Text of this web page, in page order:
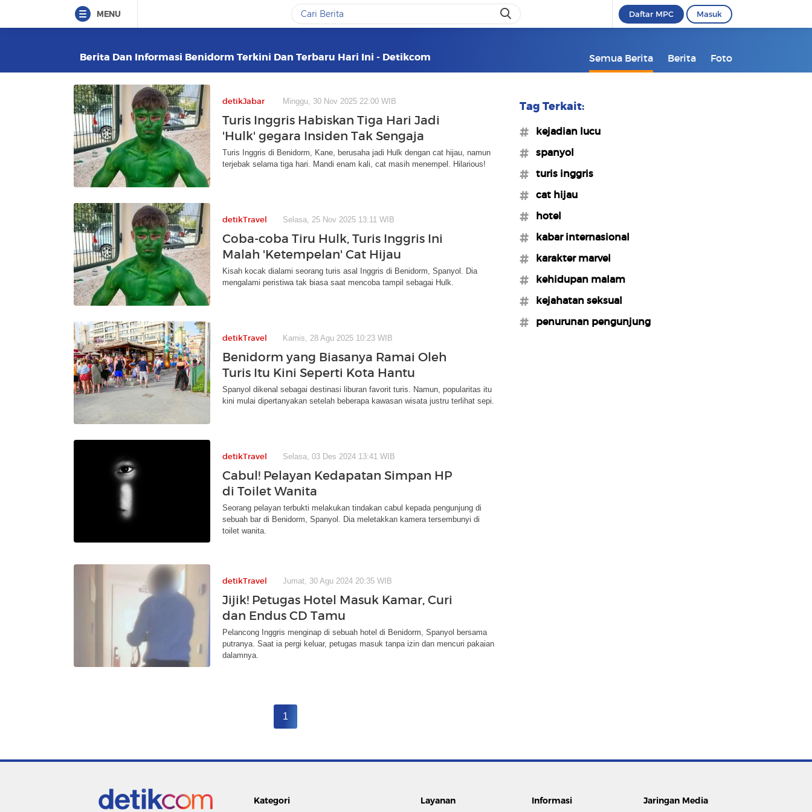
MENU Daftar MPC Masuk
Berita Dan Informasi Benidorm Terkini Dan Terbaru Hari Ini - Detikcom Semua Berita Berita Foto
detikJabar Minggu, 30 Nov 2025 22:00 WIB
Turis Inggris Habiskan Tiga Hari Jadi
'Hulk' gegara Insiden Tak Sengaja
Turis Inggris di Benidorm, Kane, berusaha jadi Hulk dengan cat hijau, namun
terjebak selama tiga hari. Mandi enam kali, cat masih menempel. Hilarious!
detikTravel Selasa, 25 Nov 2025 13:11 WIB
Coba-coba Tiru Hulk, Turis Inggris Ini
Malah 'Ketempelan' Cat Hijau
Kisah kocak dialami seorang turis asal Inggris di Benidorm, Spanyol. Dia
mengalami peristiwa tak biasa saat mencoba tampil sebagai Hulk.
detikTravel Kamis, 28 Agu 2025 10:23 WIB
Benidorm yang Biasanya Ramai Oleh
Turis Itu Kini Seperti Kota Hantu
Spanyol dikenal sebagai destinasi liburan favorit turis. Namun, popularitas itu
kini mulai dipertanyakan setelah beberapa kawasan wisata justru terlihat sepi.
detikTravel Selasa, 03 Des 2024 13:41 WIB
Cabul! Pelayan Kedapatan Simpan HP
di Toilet Wanita
Seorang pelayan terbukti melakukan tindakan cabul kepada pengunjung di
sebuah bar di Benidorm, Spanyol. Dia meletakkan kamera tersembunyi di
toilet wanita.
detikTravel Jumat, 30 Agu 2024 20:35 WIB
Jijik! Petugas Hotel Masuk Kamar, Curi
dan Endus CD Tamu
Pelancong Inggris menginap di sebuah hotel di Benidorm, Spanyol bersama
putranya. Saat ia pergi keluar, petugas masuk tanpa izin dan mencuri pakaian
dalamnya.
1
Tag Terkait:
#kejadian lucu
#spanyol
#turis inggris
#cat hijau
#hotel
#kabar internasional
#karakter marvel
#kehidupan malam
#kejahatan seksual
#penurunan pengunjung
Kategori Layanan Informasi Jaringan Media